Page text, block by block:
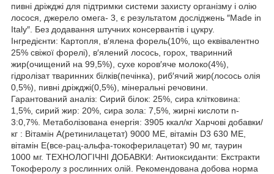
пивні дріжджі для підтримки системи захисту організму і олію
лосося, джерело омега- 3, є результатом досліджень ″Made in
Italy″. Без додавання штучних консервантів і цукру.
Інгредієнти: Картопля, в′ялена форель(10%, що еквівалентно
25% свіжої форелі), в′ялений лосось, горох, тваринний
жир(очищений на 99,5%), сухе коров′яче молоко(4%),
гідролізат тваринних білків(печінка), риб′ячий жир(лосось олія
0,5%), пивні дріжджі(0,5%), мінеральні речовини.
Гарантований аналіз: Сирий білок: 25%, сира клітковина:
1,5%, сирий жир: 20%, сира зола: 7,5%, жирні кислоти n-
3:0,7%. Метаболізована енергія: 3905 ккал/кг Харчові добавки/
кг : Вітамін А(ретинилацетат) 9000 МЕ, вітамін D3 630 МЕ,
вітамін Е(все-рац-альфа-токоферилацетат) 90 мг, таурин
1000 мг. ТЕХНОЛОГІЧНІ ДОБАВКИ: Антиоксиданти: Екстракти
Токоферолу з рослинних олій. Рекомендована добова норма